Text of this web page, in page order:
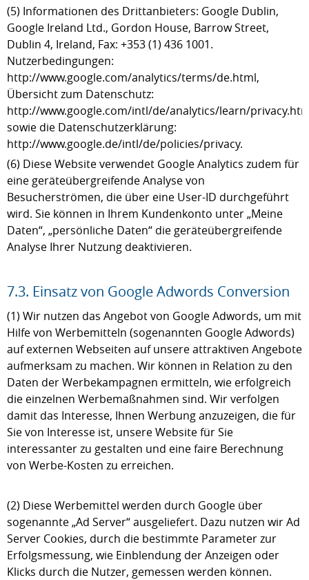
(5) Informationen des Drittanbieters: Google Dublin,
Google Ireland Ltd., Gordon House, Barrow Street,
Dublin 4, Ireland, Fax: +353 (1) 436 1001.
Nutzerbedingungen:
http://www.google.com/analytics/terms/de.html,
Übersicht zum Datenschutz:
http://www.google.com/intl/de/analytics/learn/
sowie die Datenschutzerklärung:
http://www.google.de/intl/de/policies/privacy.
(6) Diese Website verwendet Google Analytics zudem für
eine geräteübergreifende Analyse von
Besucherströmen, die über eine User-ID durchgeführt
wird. Sie können in Ihrem Kundenkonto unter „Meine
Daten“, „persönliche Daten“ die geräteübergreifende
Analyse Ihrer Nutzung deaktivieren.
7.3. Einsatz von Google Adwords Conversion
(1) Wir nutzen das Angebot von Google Adwords, um mit
Hilfe von Werbemitteln (sogenannten Google Adwords)
auf externen Webseiten auf unsere attraktiven Angebote
aufmerksam zu machen. Wir können in Relation zu den
Daten der Werbekampagnen ermitteln, wie erfolgreich
die einzelnen Werbemaßnahmen sind. Wir verfolgen
damit das Interesse, Ihnen Werbung anzuzeigen, die für
Sie von Interesse ist, unsere Website für Sie
interessanter zu gestalten und eine faire Berechnung
von Werbe-Kosten zu erreichen.
(2) Diese Werbemittel werden durch Google über
sogenannte „Ad Server“ ausgeliefert. Dazu nutzen wir Ad
Server Cookies, durch die bestimmte Parameter zur
Erfolgsmessung, wie Einblendung der Anzeigen oder
Klicks durch die Nutzer, gemessen werden können.